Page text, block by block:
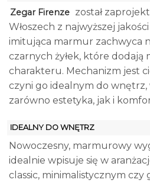
Zegar Firenze został
Włoszech z najwyższej
imitująca marmur zachwyca
czarnych żyłek, które dodają
charakteru. Mechanizm jest
czyni go idealnym do wnętrz,
zarówno estetyka, jak i
IDEALNY DO WNĘTRZ
Nowoczesny, marmurowy
idealnie wpisuje się w
classic, minimalistycznym